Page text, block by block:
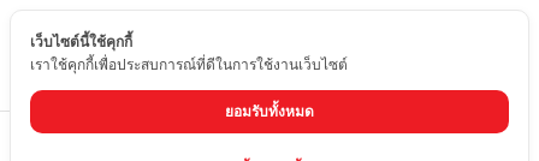
TH
เว็บไซต์นี้ใช้คุกกี้
เราใช้คุกกี้เพื่อประสบการณ์ที่ดีในการใช้งานเว็บไซต์
ยอมรับทั้งหมด